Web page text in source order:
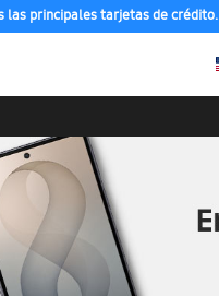
las principales tarjetas de crédito.